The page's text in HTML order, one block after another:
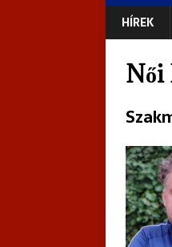
HÍREK
Női